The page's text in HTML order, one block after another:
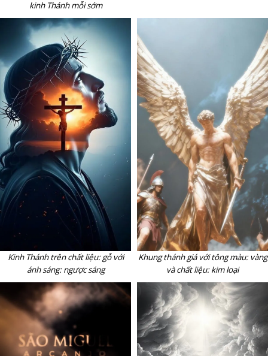
kinh Thánh mỗi sớm
Kinh Thánh trên chất liệu: gỗ với
ánh sáng: ngược sáng
Khung thánh giá với tông màu: vàng
và chất liệu: kim loại